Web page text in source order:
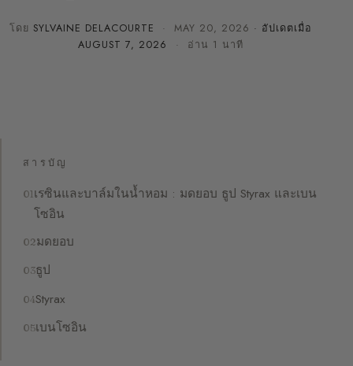
โดย SYLVAINE DELACOURTE ·MAY 20, 2026 · อัปเดตเมื่อ
AUGUST 7, 2026
· อ่าน 1 นาที
สารบัญ
เรซินและบาล์มในน้ำหอม : มดยอบ ธูป Styrax และเบน
โซอิน
มดยอบ
ธูป
Styrax
เบนโซอิน